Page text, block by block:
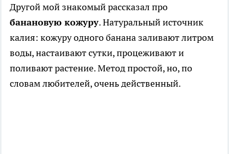
Другой мой знакомый рассказал про
банановую кожуру. Натуральный источник
калия: кожуру одного банана заливают литром
воды, настаивают сутки, процеживают и
поливают растение. Метод простой, но, по
словам любителей, очень действенный.